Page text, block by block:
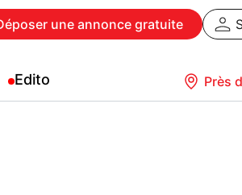
une annonce gratuite
Edito Près